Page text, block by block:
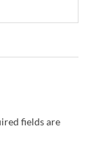
fields are